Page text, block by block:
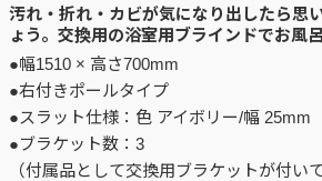
汚れ・折れ・カビが気になり出したら思
ょう。交換用の浴室用ブラインドでお風
●幅1510 × 高さ700mm
●右付きポールタイプ
●スラット仕様：色 アイボリー/幅 25mm
●ブラケット数：3
（付属品として交換用ブラケットが付い